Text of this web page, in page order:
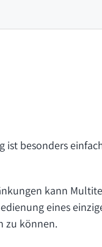
besonders
kann
eines
zu können.